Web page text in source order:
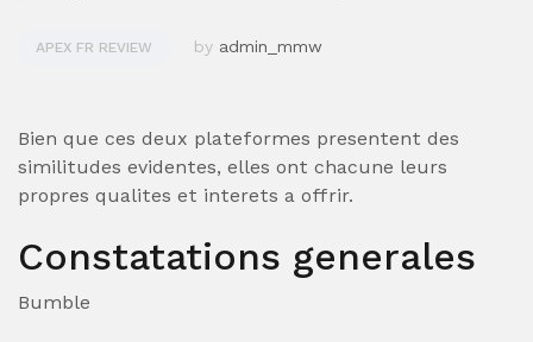
APEX FR REVIEW by admin_mmw
Bien que ces deux plateformes presentent des
similitudes evidentes, elles ont chacune leurs
propres qualites et interets a offrir.
Constatations generales
Bumble